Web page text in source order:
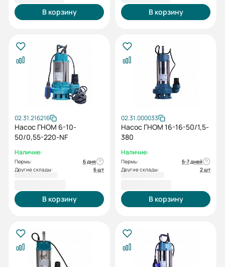
В корзину В корзину
02.31.216216
Насос ГНОМ 6-10-
50/0,55-220-NF
Наличие:
Пермь:
6 дня
Другие склады:
6 шт
В корзину
02.31.000033
Насос ГНОМ 16-16-50/1,5-
380
Наличие:
Пермь:
6-7 дней
Другие склады:
2 шт
В корзину